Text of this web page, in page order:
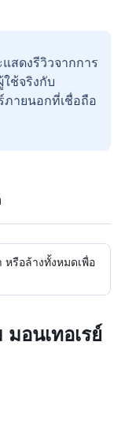
สดงรีวิวจากการ
ช้จริงกับ
ภายนอกที่เชื่อถือ
รือล้างทั้งหมดเพื่อ
อนเทอเรย์